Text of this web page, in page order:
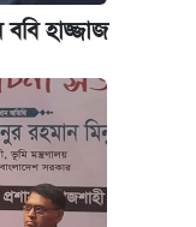
হাজ্জাজ